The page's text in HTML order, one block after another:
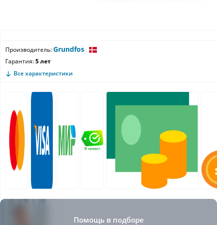
Производитель:Grundfos
Гарантия:5 лет
Все характеристики
Помощь в подборе